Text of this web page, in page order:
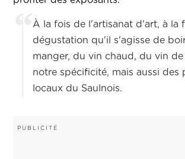
À la fois de l'artisanat d'art, à la
dégustation qu'il s'agisse de
manger, du vin chaud, du vin
notre spécificité, mais aussi des
locaux du Saulnois.